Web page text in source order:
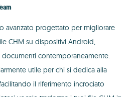
avanzato progettato per migliorare
CHM su dispositivi Android,
contemporaneamente.
utile per chi si dedica alla
il riferimento incrociato